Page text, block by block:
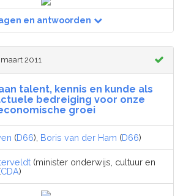
en antwoorden
2011
talent, kennis en kunde als
bedreiging voor onze
groei
(D66), Boris van der Ham (D66)
(minister onderwijs, cultuur en
CDA)